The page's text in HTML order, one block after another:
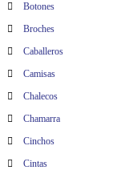
Botones
Broches
Caballeros
Camisas
Chalecos
Chamarra
Cinchos
Cintas